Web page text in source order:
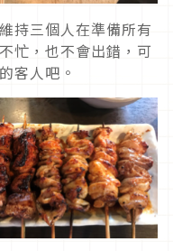
持三個人在準備所有
忙，也不會出錯，可
客人吧。